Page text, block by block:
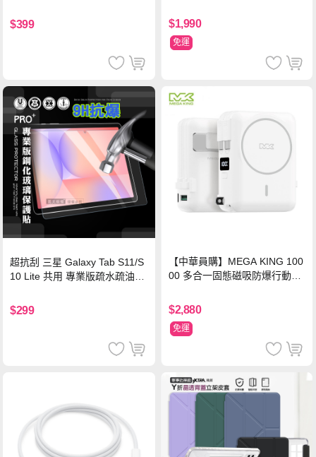
$399 $1,990
免運
超抗刮 三星 Galaxy Tab S11/S
10 Lite 共用 專業版疏水疏油9H
$299
【中華員購】MEGA KING 100
00 多合一固態磁吸防爆行動電
$2,880
免運